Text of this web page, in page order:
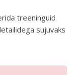
treeninguid
sujuvaks